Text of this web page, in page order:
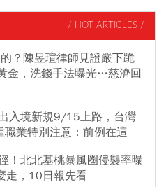
/ HOT ARTICLES /
？陳昱瑄律師見證嚴下跪
金，洗錢手法曝光…慈濟回
入境新規9/15上路，台灣
業特別注意：前例在這
！北北基桃暴風圈侵襲率曝
走，10日報先看